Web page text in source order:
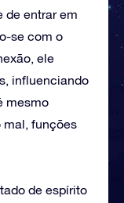
de entrar em
se com o
ele
influenciando
mesmo
mal, funções
de espírito